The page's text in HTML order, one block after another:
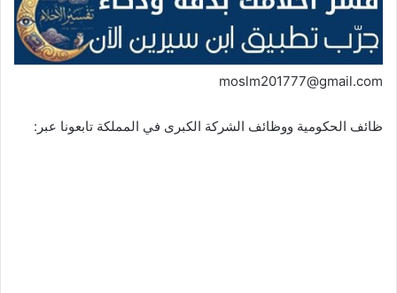
moslm201777@gmail.com
ظائف الحكومية ووظائف الشركة الكبرى في المملكة تابعونا عبر: